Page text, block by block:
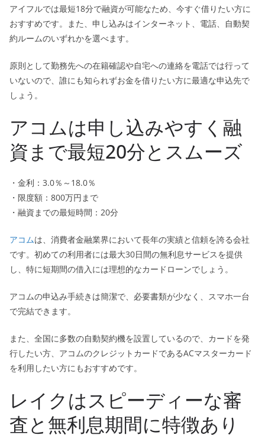
アイフルでは最短18分で融資が可能なため、今すぐ借りたい方に
おすすめです。また、申し込みはインターネット、電話、自動契
約ルームのいずれかを選べます。
原則として勤務先への在籍確認や自宅への連絡を電話では行って
いないので、誰にも知られずお金を借りたい方に最適な申込先で
しょう。
アコムは申し込みやすく融
資まで最短20分とスムーズ
・金利：3.0％～18.0％
・限度額：800万円まで
・融資までの最短時間：20分
アコムは、消費者金融業界において長年の実績と信頼を誇る会社
です。初めての利用者には最大30日間の無利息サービスを提供
し、特に短期間の借入には理想的なカードローンでしょう。
アコムの申込み手続きは簡潔で、必要書類が少なく、スマホ一台
で完結できます。
また、全国に多数の自動契約機を設置しているので、カードを発
行したい方、アコムのクレジットカードであるACマスターカード
を利用したい方にもおすすめです。
レイクはスピーディーな審
査と無利息期間に特徴あり